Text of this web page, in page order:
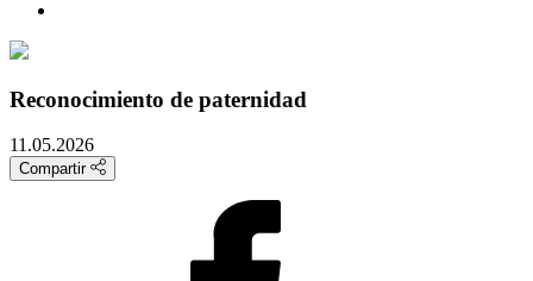
Reconocimiento de paternidad
11.05.2026
Compartir